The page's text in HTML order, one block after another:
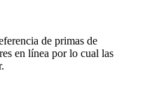
de primas de
en línea por lo cual las